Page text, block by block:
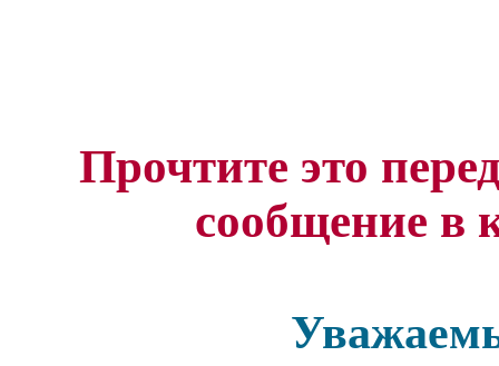
Прочтите это
сообщение в